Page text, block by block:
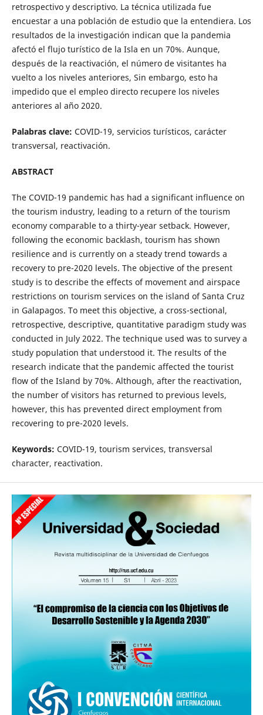
retrospectivo y descriptivo. La técnica utilizada fue
encuestar a una población de estudio que la entendiera. Los
resultados de la investigación indican que la pandemia
afectó el flujo turístico de la Isla en un 70%. Aunque,
después de la reactivación, el número de visitantes ha
vuelto a los niveles anteriores, Sin embargo, esto ha
impedido que el empleo directo recupere los niveles
anteriores al año 2020.
Palabras clave: COVID-19, servicios turísticos, carácter
transversal, reactivación.
ABSTRACT
The COVID-19 pandemic has had a significant influence on
the tourism industry, leading to a return of the tourism
economy comparable to a thirty-year setback. However,
following the economic backlash, tourism has shown
resilience and is currently on a steady trend towards a
recovery to pre-2020 levels. The objective of the present
study is to describe the effects of movement and airspace
restrictions on tourism services on the island of Santa Cruz
in Galapagos. To meet this objective, a cross-sectional,
retrospective, descriptive, quantitative paradigm study was
conducted in July 2022. The technique used was to survey a
study population that understood it. The results of the
research indicate that the pandemic affected the tourist
flow of the Island by 70%. Although, after the reactivation,
the number of visitors has returned to previous levels,
however, this has prevented direct employment from
recovering to pre-2020 levels.
Keywords: COVID-19, tourism services, transversal
character, reactivation.